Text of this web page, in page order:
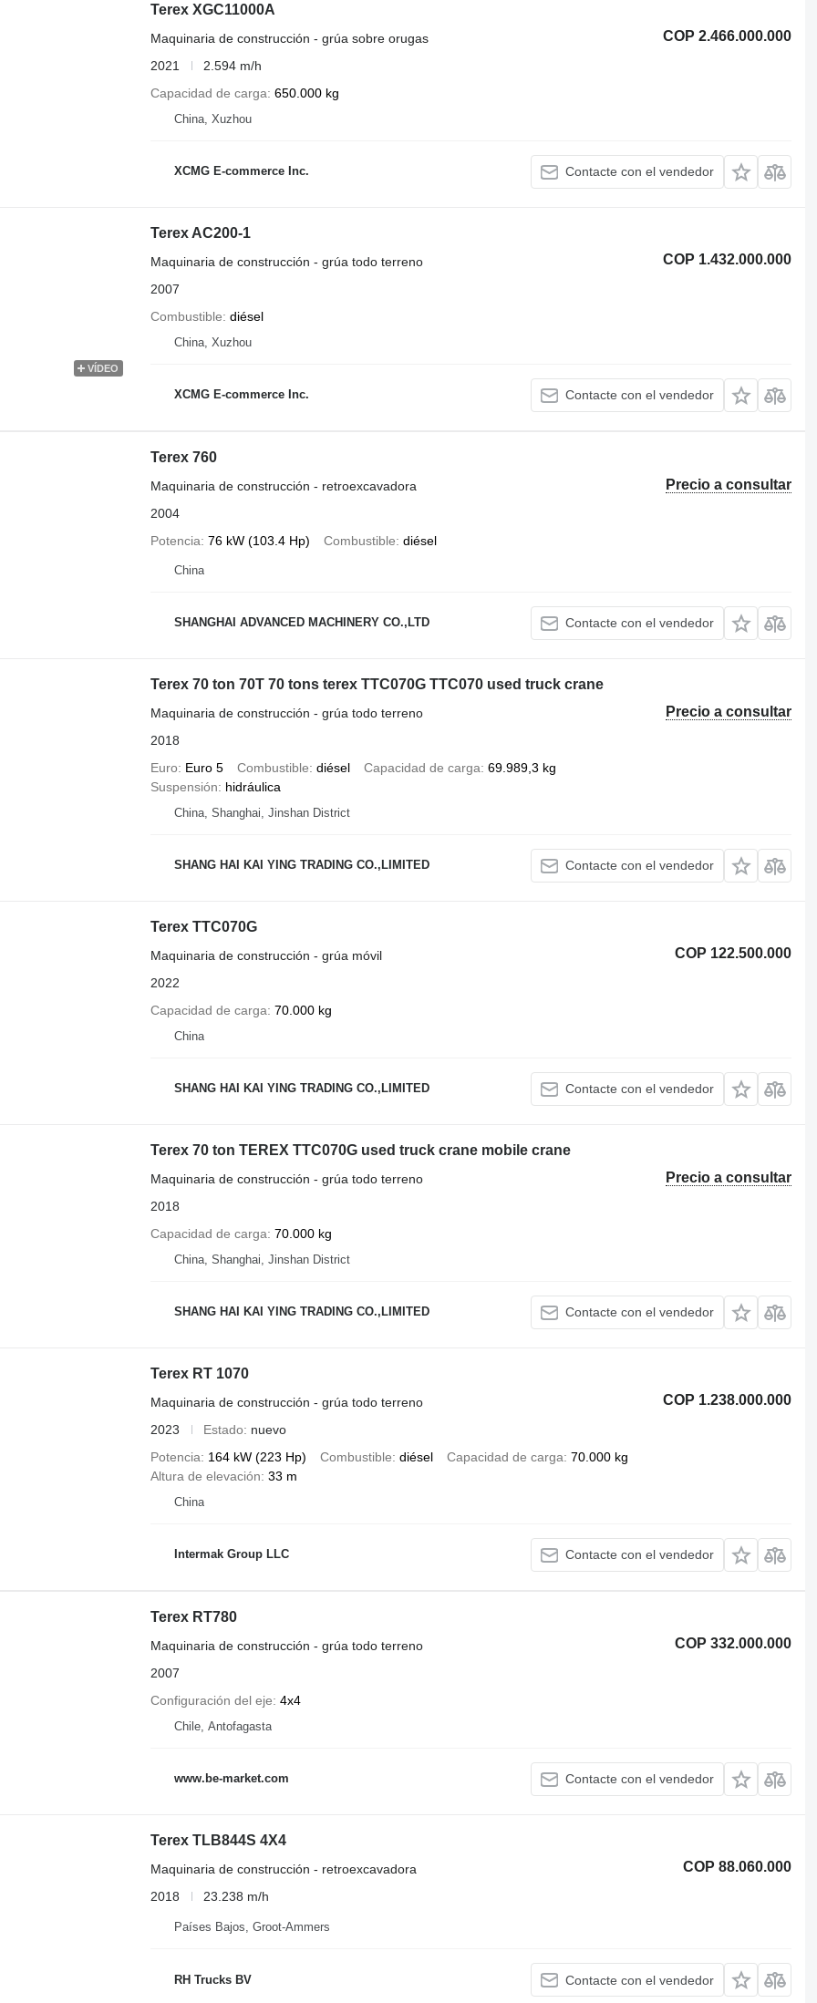
Terex XGC11000A
COP 2.466.000.000
Maquinaria de construcción - grúa sobre orugas
2021
2.594 m/h
Capacidad de carga 650.000 kg
China, Xuzhou
XCMG E-commerce Inc. Contacte con el vendedor
VÍDEO
Terex AC200-1
COP 1.432.000.000
Maquinaria de construcción - grúa todo terreno
2007
Combustible diésel
China, Xuzhou
XCMG E-commerce Inc. Contacte con el vendedor
Terex 760
Precio a consultar
Maquinaria de construcción - retroexcavadora
2004
Potencia 76 kW (103.4 Hp) Combustible diésel
China
SHANGHAI ADVANCED MACHINERY CO.,LTD Contacte con el vendedor
Terex 70 ton 70T 70 tons terex TTC070G TTC070 used truck crane
Precio a consultar
Maquinaria de construcción - grúa todo terreno
2018
Euro
Euro 5 Combustible diésel Capacidad de carga 69.989,3 kg
Suspensión
hidráulica
China, Shanghai, Jinshan District
SHANG HAI KAI YING TRADING CO.,LIMITED Contacte con el vendedor
Terex TTC070G
COP 122.500.000
Maquinaria de construcción - grúa móvil
2022
Capacidad de carga 70.000 kg
China
SHANG HAI KAI YING TRADING CO.,LIMITED Contacte con el vendedor
Terex 70 ton TEREX TTC070G used truck crane mobile crane
Precio a consultar
Maquinaria de construcción - grúa todo terreno
2018
Capacidad de carga 70.000 kg
China, Shanghai, Jinshan District
SHANG HAI KAI YING TRADING CO.,LIMITED Contacte con el vendedor
Terex RT 1070
COP 1.238.000.000
Maquinaria de construcción - grúa todo terreno
2023
Estado
nuevo
Potencia
164 kW (223 Hp) Combustible diésel Capacidad de carga 70.000 kg
Altura de elevación 33 m
China
Intermak Group LLC Contacte con el vendedor
Terex RT780
COP 332.000.000
Maquinaria de construcción - grúa todo terreno
2007
Configuración del eje 4x4
Chile, Antofagasta
www.be-market.com Contacte con el vendedor
Terex TLB844S 4X4
COP 88.060.000
Maquinaria de construcción - retroexcavadora
2018
23.238 m/h
Países Bajos, Groot-Ammers
RH Trucks BV Contacte con el vendedor